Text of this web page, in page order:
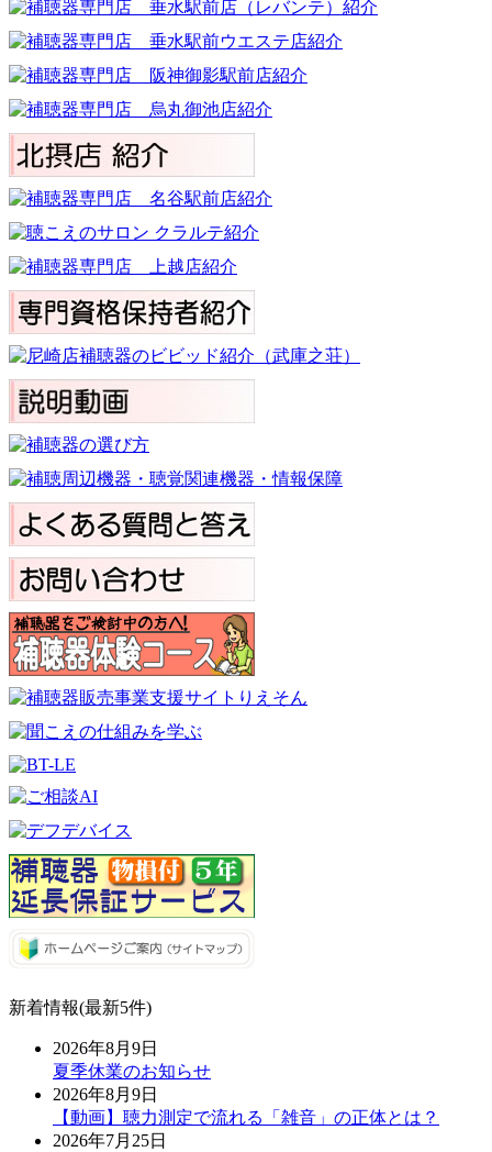
新着情報(最新5件)
2026年8月9日
夏季休業のお知らせ
2026年8月9日
【動画】聴力測定で流れる「雑音」の正体とは？
2026年7月25日